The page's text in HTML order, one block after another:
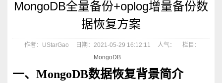
MongoDB全量备份+oplog增量备份数
据恢复方案
作者：UStarGao 日期：2021-05-29 16:12:11 人气：
栏目：
MongoDB
一、MongoDB数据恢复背景简介